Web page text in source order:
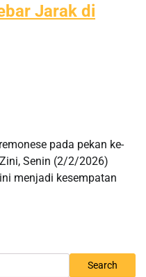
Jarak di
pada pekan ke-
Senin (2/2/2026)
menjadi kesempatan
Search